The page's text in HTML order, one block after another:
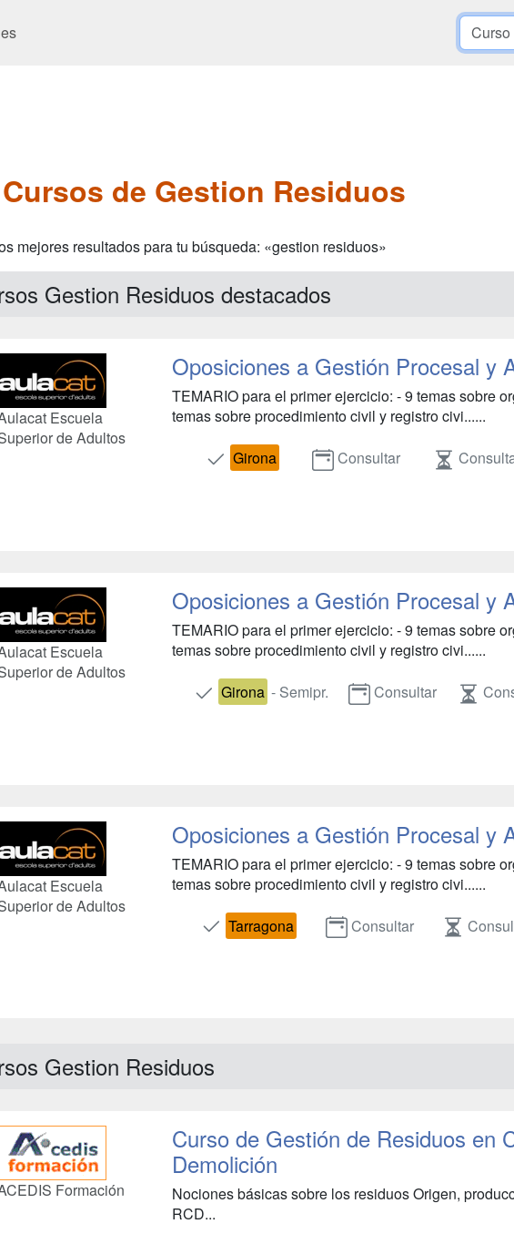
Cursos de Gestion Residuos
mejores resultados para tu búsqueda: «gestion residuos»
Gestion Residuos destacados
Escuela
de Adultos
Oposiciones a Gestión Procesal y
TEMARIO para el primer ejercicio: - 9 temas sobre
temas sobre procedimiento civil y registro civi......
Girona
Consultar
Escuela
de Adultos
Oposiciones a Gestión Procesal y
TEMARIO para el primer ejercicio: - 9 temas sobre
temas sobre procedimiento civil y registro civi......
Girona - Semipr. Consultar
Escuela
de Adultos
Oposiciones a Gestión Procesal y
TEMARIO para el primer ejercicio: - 9 temas sobre
temas sobre procedimiento civil y registro civi......
Tarragona
Consultar
Gestion Residuos
Formación
Curso de Gestión de Residuos en
Demolición
Nociones básicas sobre los residuos Origen,
RCD...